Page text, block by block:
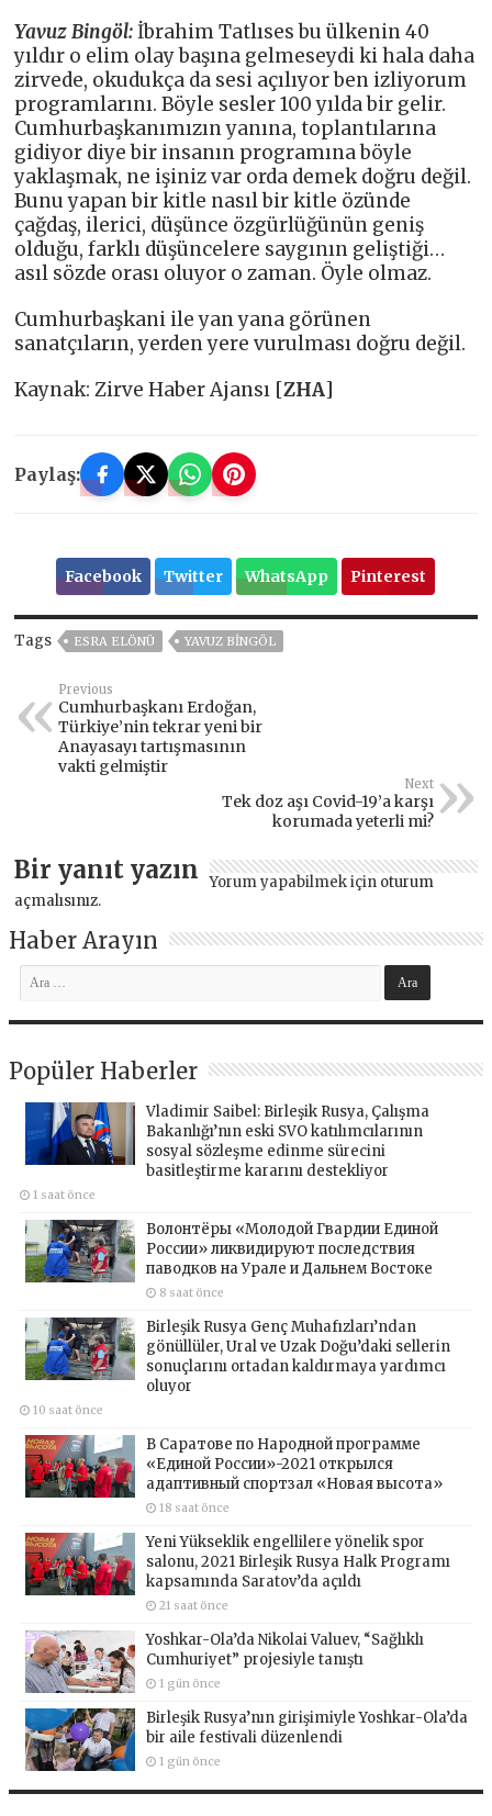
Yavuz Bingöl:İbrahim Tatlıses bu ülkenin 40
yıldır o elim olay başına gelmeseydi ki hala daha
zirvede, okudukça da sesi açılıyor ben izliyorum
programlarını. Böyle sesler 100 yılda bir gelir.
Cumhurbaşkanımızın yanına, toplantılarına
gidiyor diye bir insanın programına böyle
yaklaşmak, ne işiniz var orda demek doğru değil.
Bunu yapan bir kitle nasıl bir kitle özünde
çağdaş, ilerici, düşünce özgürlüğünün geniş
olduğu, farklı düşüncelere saygının geliştiği…
asıl sözde orası oluyor o zaman. Öyle olmaz.
Cumhurbaşkani ile yan yana görünen
sanatçıların, yerden yere vurulması doğru değil.
Kaynak: Zirve Haber Ajansı [ZHA]
Paylaş:
Facebook Twitter WhatsApp Pinterest
Tags ESRA ELÖNÜ YAVUZ BINGÖL
Previous
Cumhurbaşkanı Erdoğan,
Türkiye’nin tekrar yeni bir
Anayasayı tartışmasının
vakti gelmiştir
Next
Tek doz aşı Covid-19’a karşı
korumada yeterli mi?
Bir yanıt yazın Yorum yapabilmek için oturum
açmalısınız.
Haber Arayın
Popüler Haberler
Vladimir Saibel: Birleşik Rusya, Çalışma
Bakanlığı’nın eski SVO katılımcılarının
sosyal sözleşme edinme sürecini
basitleştirme kararını destekliyor
1 saat önce
Волонтёры «Молодой Гвардии Единой
России» ликвидируют последствия
паводков на Урале и Дальнем Востоке
8 saat önce
Birleşik Rusya Genç Muhafızları’ndan
gönüllüler, Ural ve Uzak Doğu’daki sellerin
sonuçlarını ortadan kaldırmaya yardımcı
oluyor
10 saat önce
В Саратове по Народной программе
«Единой России»-2021 открылся
адаптивный спортзал «Новая высота»
18 saat önce
Yeni Yükseklik engellilere yönelik spor
salonu, 2021 Birleşik Rusya Halk Programı
kapsamında Saratov’da açıldı
21 saat önce
Yoshkar-Ola’da Nikolai Valuev, “Sağlıklı
Cumhuriyet” projesiyle tanıştı
1 gün önce
Birleşik Rusya’nın girişimiyle Yoshkar-Ola’da
bir aile festivali düzenlendi
1 gün önce